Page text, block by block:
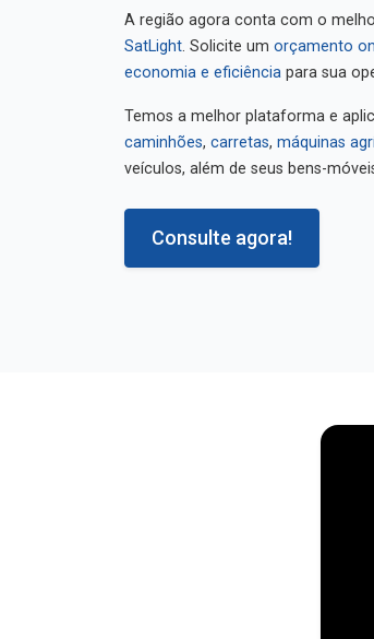
A região agora conta com o
SatLight . Solicite um orçamento
economia e eficiência para sua
Temos a melhor plataforma e
caminhões carretas máquinas
veículos, além de seus bens-
Consulte agora!